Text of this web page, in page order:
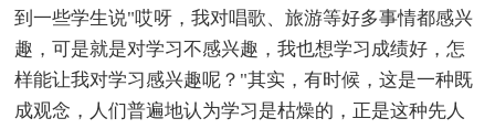
到一些学生说"哎呀，我对唱歌、旅游等好多事情都感兴
趣，可是就是对学习不感兴趣，我也想学习成绩好，怎
样能让我对学习感兴趣呢？"其实，有时候，这是一种既
成观念，人们普遍地认为学习是枯燥的，正是这种先人